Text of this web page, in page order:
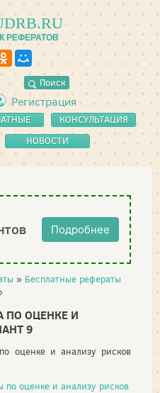
РЕФЕРАТОВ
Поиск
Регистрация
КОНСУЛЬТАЦИЯ
НОВОСТИ
Подробнее
» Бесплатные рефераты
ПО ОЦЕНКЕ И
9
оценке и анализу рисков
по оценке и анализу рисков